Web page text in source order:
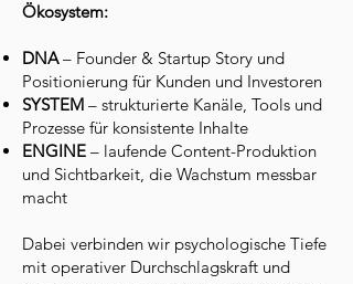
Ökosystem:
DNA– Founder & Startup Story und
Positionierung für Kunden und Investoren
SYSTEM – strukturierte Kanäle, Tools und
Prozesse für konsistente Inhalte
ENGINE – laufende Content-Produktion
und Sichtbarkeit, die Wachstum messbar
macht
Dabei verbinden wir psychologische Tiefe
mit operativer Durchschlagskraft und